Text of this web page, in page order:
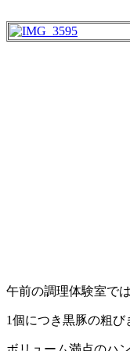
午前の調理体験室では
1個につき黒豚の粗び